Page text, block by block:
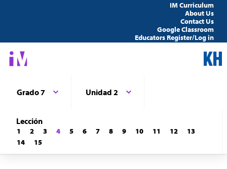
IM Curriculum
About Us
Contact Us
Google Classroom
Educators Register/Log in
Grado 7 Unidad 2
Lección
1 2 3 4 5 6 7 8 9 10 11 12
13
14
15